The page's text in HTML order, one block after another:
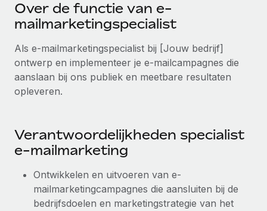
Stel snel compliant entiteiten op
Plaats werknemers moeiteloos over
Secundaire arbeidsvoorwaarden
Eenvoudig secundaire arbeidsvoorwaarden
Belastingen
Naar de blog
BLOG
integraties en Contractor Management Plus
Het blijft de missie van Remote om alle soorten bedrijven
Meer informatie
Over de functie van e-
mailmarketingspecialist
Als e-mailmarketingspecialist bij [Jouw bedrijf]
ontwerp en implementeer je e-mailcampagnes die
aanslaan bij ons publiek en meetbare resultaten
opleveren.
Verantwoordelijkheden specialist
e-mailmarketing
Ontwikkelen en uitvoeren van e-
mailmarketingcampagnes die aansluiten bij de
bedrijfsdoelen en marketingstrategie van het